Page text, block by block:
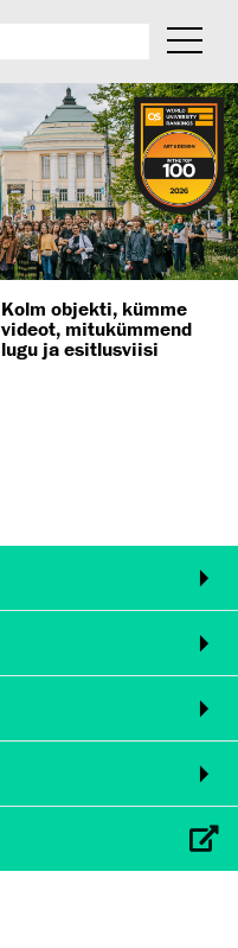
Kolm objekti, kümme
videot, mitukümmend
lugu ja esitlusviisi